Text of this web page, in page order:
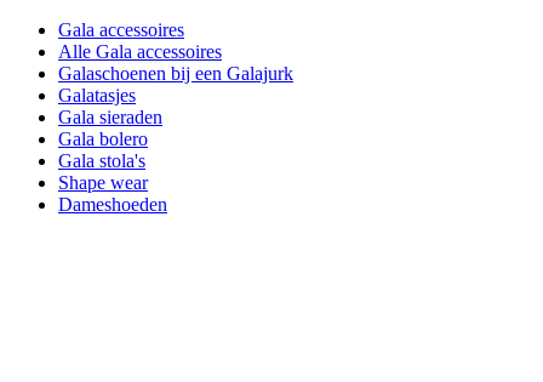
Gala accessoires
Alle Gala accessoires
Galaschoenen bij een Galajurk
Galatasjes
Gala sieraden
Gala bolero
Gala stola's
Shape wear
Dameshoeden